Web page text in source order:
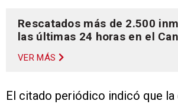
Rescatados más de 2.500
las últimas 24 horas en el
VER MÁS
El citado periódico indicó que la